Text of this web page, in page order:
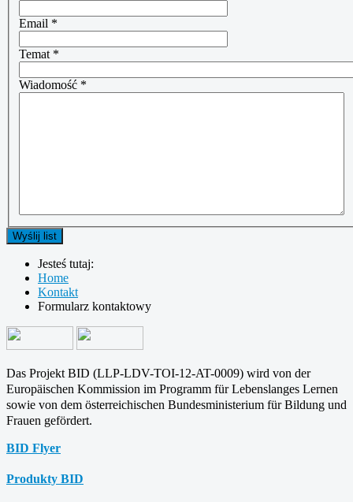
Email *
Temat *
Wiadomość *
Wyślij list
Jesteś tutaj:
Home
Kontakt
Formularz kontaktowy
Das Projekt BID (LLP-LDV-TOI-12-AT-0009) wird von der
Europäischen Kommission im Programm fürLebenslanges Lernen
sowie von dem österreichischen Bundesministerium für Bildung und
Frauen gefördert.
BID Flyer
Produkty BID